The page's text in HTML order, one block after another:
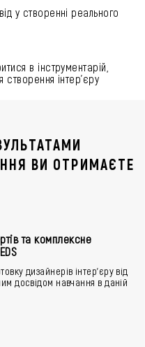
у створенні реального
в інструментарій,
створення інтер’єру
ВИ ОТРИМАЄТЕ
та комплексне
дизайнерів інтер’єру від
досвідом навчання в даній